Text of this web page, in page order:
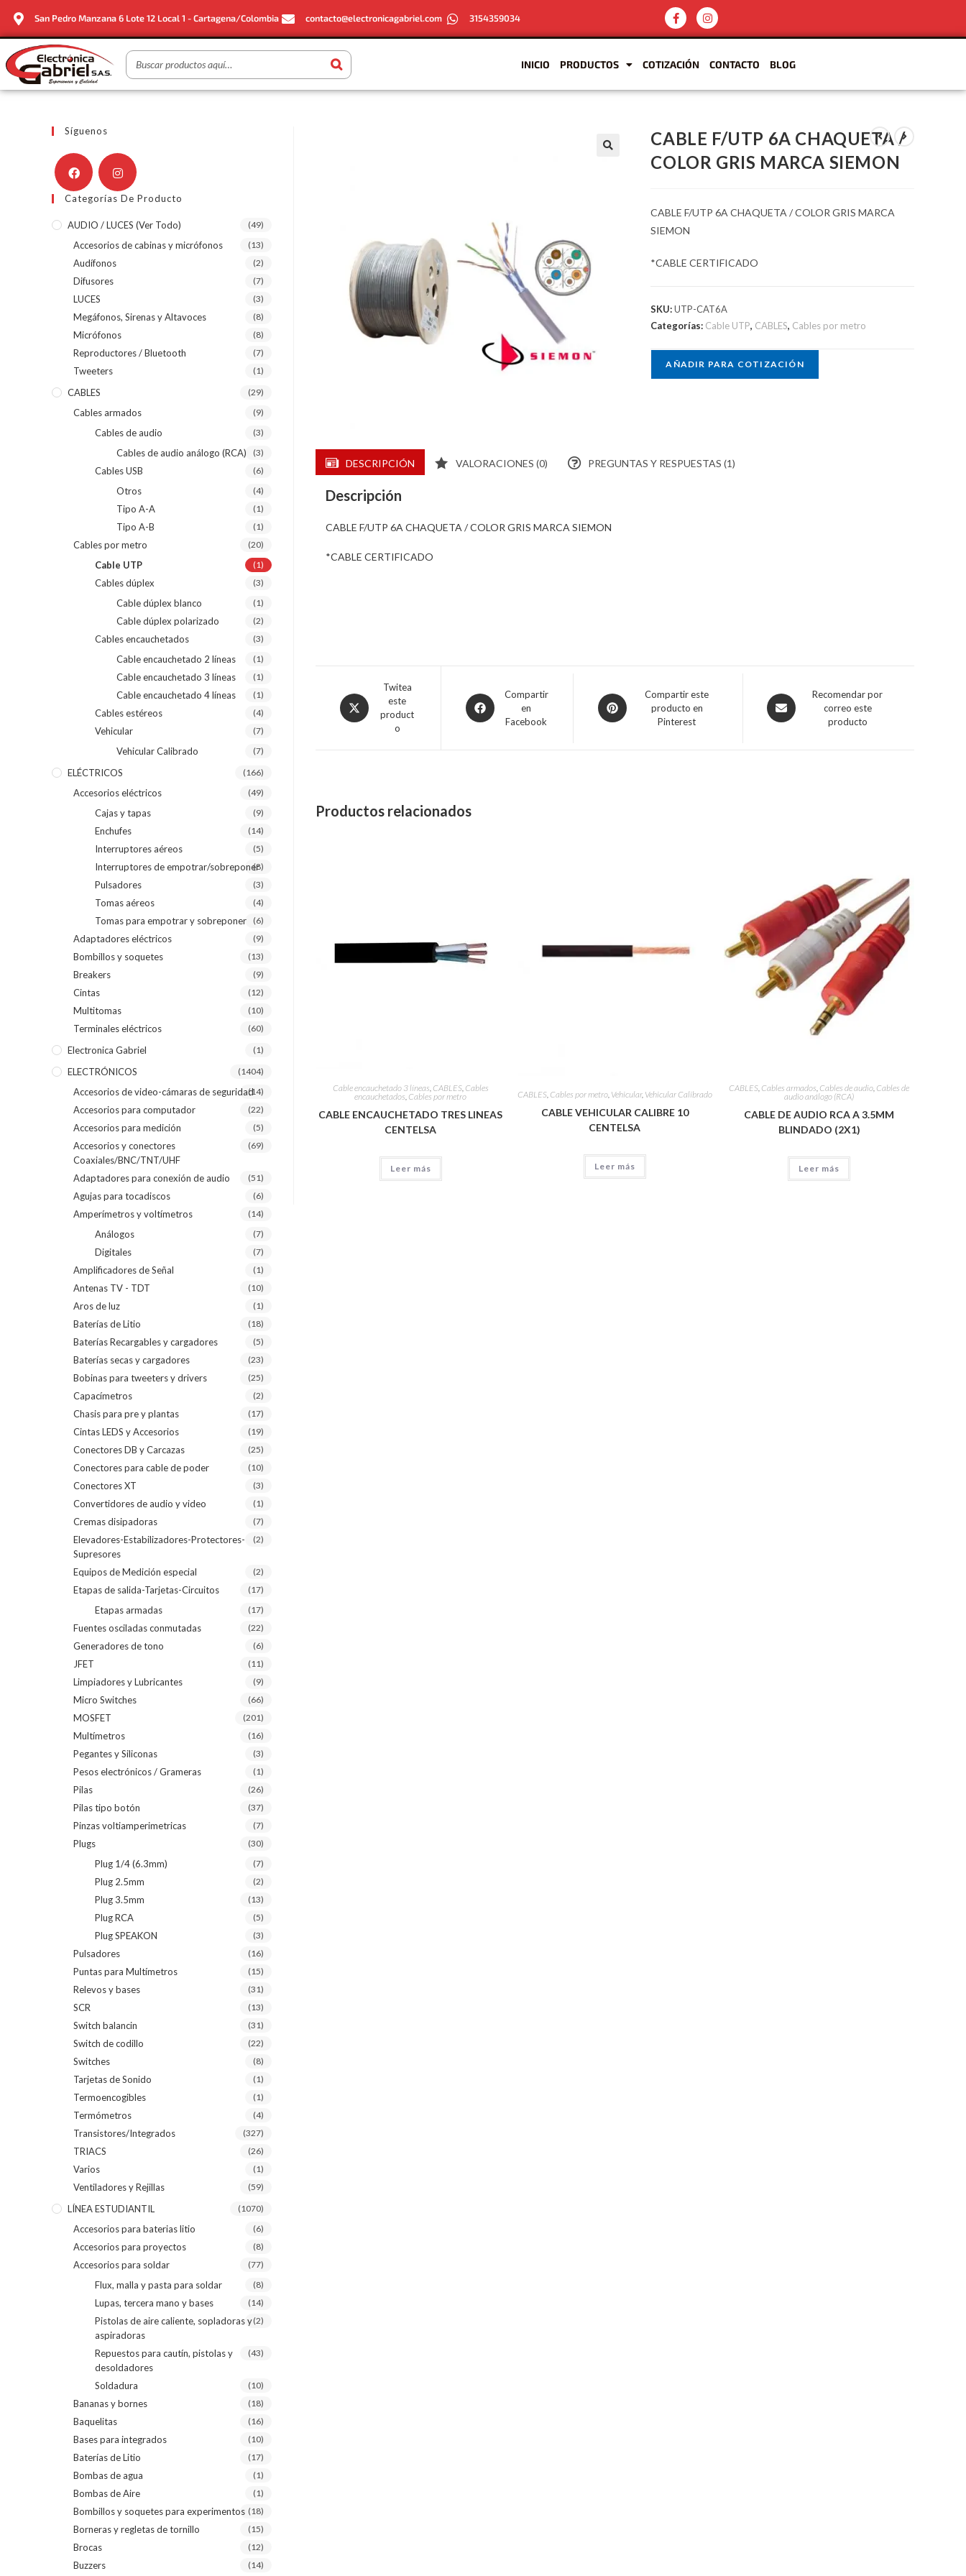
San Pedro Manzana 6 Lote 12 Local 1 - Cartagena/Colombia contacto@electronicagabriel.com 3154359034
INICIO PRODUCTOS COTIZACIÓN CONTACTO BLOG
CABLE F/UTP 6A CHAQUETA /
COLOR GRIS MARCA SIEMON
CABLE F/UTP 6A CHAQUETA / COLOR GRIS MARCA
SIEMON
*CABLE CERTIFICADO
SKU:UTP-CAT6A
Categorías: Cable UTP, CABLES, Cables por metro
AÑADIR PARA COTIZACIÓN
DESCRIPCIÓN VALORACIONES (0) PREGUNTAS Y RESPUESTAS (1)
Descripción
CABLE F/UTP 6A CHAQUETA / COLOR GRIS MARCA SIEMON
*CABLE CERTIFICADO
Twitea
este
product
o
Compartir
en
Facebook
Compartir este
producto en
Pinterest
Recomendar por
correo este
producto
Productos relacionados
Cable encauchetado 3 líneas, CABLES, Cables
encauchetados, Cables por metro
CABLE ENCAUCHETADO TRES LINEAS
CENTELSA
Leer más
CABLES, Cables por metro, Vehicular, Vehicular Calibrado
CABLE VEHICULAR CALIBRE 10
CENTELSA
Leer más
CABLES, Cables armados, Cables de audio, Cables de
audio análogo (RCA)
CABLE DE AUDIO RCA A 3.5MM
BLINDADO (2X1)
Leer más
Síguenos
Categorías De Producto
AUDIO / LUCES (ver Todo) (49)
Accesorios de cabinas y micrófonos (13)
Audífonos (2)
Difusores (7)
LUCES (3)
Megáfonos, Sirenas y Altavoces (8)
Micrófonos (8)
Reproductores / Bluetooth (7)
Tweeters (1)
CABLES (29)
Cables armados (9)
Cables de audio (3)
Cables de audio análogo (RCA) (3)
Cables USB (6)
Otros (4)
Tipo A-A (1)
Tipo A-B (1)
Cables por metro (20)
Cable UTP (1)
Cables dúplex (3)
Cable dúplex blanco (1)
Cable dúplex polarizado (2)
Cables encauchetados (3)
Cable encauchetado 2 líneas (1)
Cable encauchetado 3 líneas (1)
Cable encauchetado 4 líneas (1)
Cables estéreos (4)
Vehicular (7)
Vehicular Calibrado (7)
ELÉCTRICOS (166)
Accesorios eléctricos (49)
Cajas y tapas (9)
Enchufes (14)
Interruptores aéreos (5)
Interruptores de empotrar/sobreponer(8)
Pulsadores (3)
Tomas aéreos (4)
Tomas para empotrar y sobreponer (6)
Adaptadores eléctricos (9)
Bombillos y soquetes (13)
Breakers (9)
Cintas (12)
Multitomas (10)
Terminales eléctricos (60)
Electronica Gabriel (1)
ELECTRÓNICOS (1404)
Accesorios de video-cámaras de seguridad(14)
Accesorios para computador (22)
Accesorios para medición (5)
Accesorios y conectores
Coaxiales/BNC/TNT/UHF
(69)
Adaptadores para conexión de audio (51)
Agujas para tocadiscos (6)
Amperímetros y voltímetros (14)
Análogos (7)
Digitales (7)
Amplificadores de Señal (1)
Antenas TV - TDT (10)
Aros de luz (1)
Baterías de Litio (18)
Baterías Recargables y cargadores (5)
Baterías secas y cargadores (23)
Bobinas para tweeters y drivers (25)
Capacímetros (2)
Chasis para pre y plantas (17)
Cintas LEDS y Accesorios (19)
Conectores DB y Carcazas (25)
Conectores para cable de poder (10)
Conectores XT (3)
Convertidores de audio y video (1)
Cremas disipadoras (7)
Elevadores-Estabilizadores-Protectores-
Supresores
(2)
Equipos de Medición especial (2)
Etapas de salida-Tarjetas-Circuitos (17)
Etapas armadas (17)
Fuentes osciladas conmutadas (22)
Generadores de tono (6)
JFET (11)
Limpiadores y Lubricantes (9)
Micro Switches (66)
MOSFET (201)
Multímetros (16)
Pegantes y Siliconas (3)
Pesos electrónicos / Grameras (1)
Pilas (26)
Pilas tipo botón (37)
Pinzas voltiamperimetricas (7)
Plugs (30)
Plug 1/4 (6.3mm) (7)
Plug 2.5mm (2)
Plug 3.5mm (13)
Plug RCA (5)
Plug SPEAKON (3)
Pulsadores (16)
Puntas para Multímetros (15)
Relevos y bases (31)
SCR (13)
Switch balancin (31)
Switch de codillo (22)
Switches (8)
Tarjetas de Sonido (1)
Termoencogibles (1)
Termómetros (4)
Transistores/Integrados (327)
TRIACS (26)
Varios (1)
Ventiladores y Rejillas (59)
LÍNEA ESTUDIANTIL (1070)
Accesorios para baterias litio (6)
Accesorios para proyectos (8)
Accesorios para soldar (77)
Flux, malla y pasta para soldar (8)
Lupas, tercera mano y bases (14)
Pistolas de aire caliente, sopladoras y
aspiradoras
(2)
Repuestos para cautín, pistolas y
desoldadores
(43)
Soldadura (10)
Bananas y bornes (18)
Baquelitas (16)
Bases para integrados (10)
Baterías de Litio (17)
Bombas de agua (1)
Bombas de Aire (1)
Bombillos y soquetes para experimentos (18)
Borneras y regletas de tornillo (15)
Brocas (12)
Buzzers (14)